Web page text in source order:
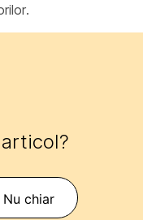
Nu chiar